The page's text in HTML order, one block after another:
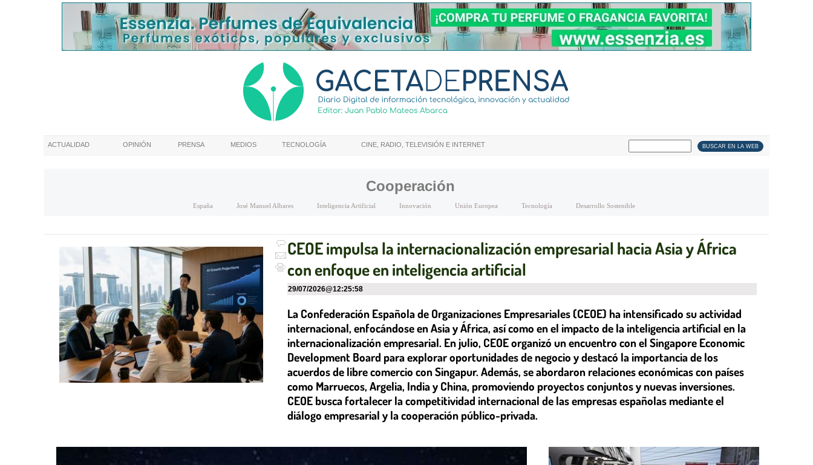
ACTUALIDAD OPINIÓN PRENSA MEDIOS TECNOLOGÍA CINE, RADIO, TELEVISIÓN E INTERNET
Cooperación
España José Manuel Albares Inteligencia Artificial Innovación Unión Europea Tecnología Desarrollo Sostenible
CEOE impulsa la internacionalización empresarial hacia Asia y África
con enfoque en inteligencia artificial
29/07/2026@12:25:58
La Confederación Española de Organizaciones Empresariales (CEOE) ha intensificado su actividad
internacional, enfocándose en Asia y África, así como en el impacto de la inteligencia artificial en la
internacionalización empresarial. En julio, CEOE organizó un encuentro con el Singapore Economic
Development Board para explorar oportunidades de negocio y destacó la importancia de los
acuerdos de libre comercio con Singapur. Además, se abordaron relaciones económicas con países
como Marruecos, Argelia, India y China, promoviendo proyectos conjuntos y nuevas inversiones.
CEOE busca fortalecer la competitividad internacional de las empresas españolas mediante el
diálogo empresarial y la cooperación público-privada.